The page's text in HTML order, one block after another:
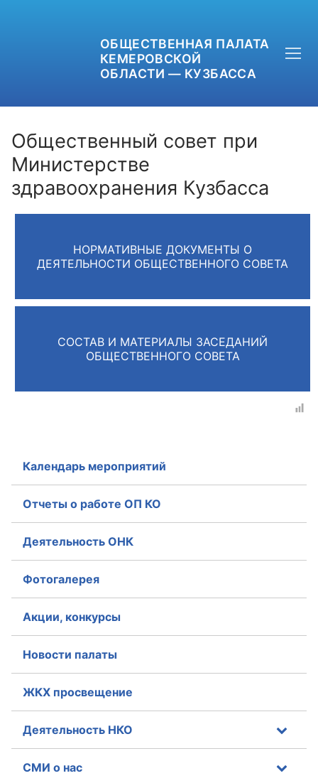
ОБЩЕСТВЕННАЯ ПАЛАТА
КЕМЕРОВСКОЙ
ОБЛАСТИ — КУЗБАССА
+7 (3842) 58-82-40
OPKO42@BK.RU
Главная
Общественные советы по проведению
оказания услуг
О Палате
Структура Палаты
Экспертный совет ОП КО
Общественный штаб
Члены ОП КО
Документы ОП КО
Общественный совет при
Министерстве
здравоохранения Кузбасса
НОРМАТИВНЫЕ ДОКУМЕНТЫ О
ДЕЯТЕЛЬНОСТИ ОБЩЕСТВЕННОГО СОВЕТА
СОСТАВ И МАТЕРИАЛЫ ЗАСЕДАНИЙ
ОБЩЕСТВЕННОГО СОВЕТА
Календарь мероприятий
Отчеты о работе ОП КО
Деятельность ОНК
Фотогалерея
Акции, конкурсы
Новости палаты
ЖКХ просвещение
Деятельность НКО
СМИ о нас